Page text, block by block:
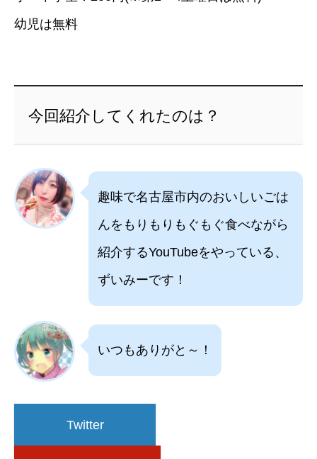
幼児は無料
今回紹介してくれたのは？
趣味で名古屋市内のおいしいごは
んをもりもりもぐもぐ食べながら
紹介するYouTubeをやっている、
ずいみーです！
いつもありがと～！
Twitter